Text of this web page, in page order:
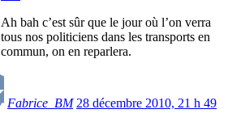
Ah bah c’est sûr que le jour où l’on verra
tous nos politiciens dans les transports en
commun, on en reparlera.
Fabrice_BM 28 décembre 2010, 21 h 49